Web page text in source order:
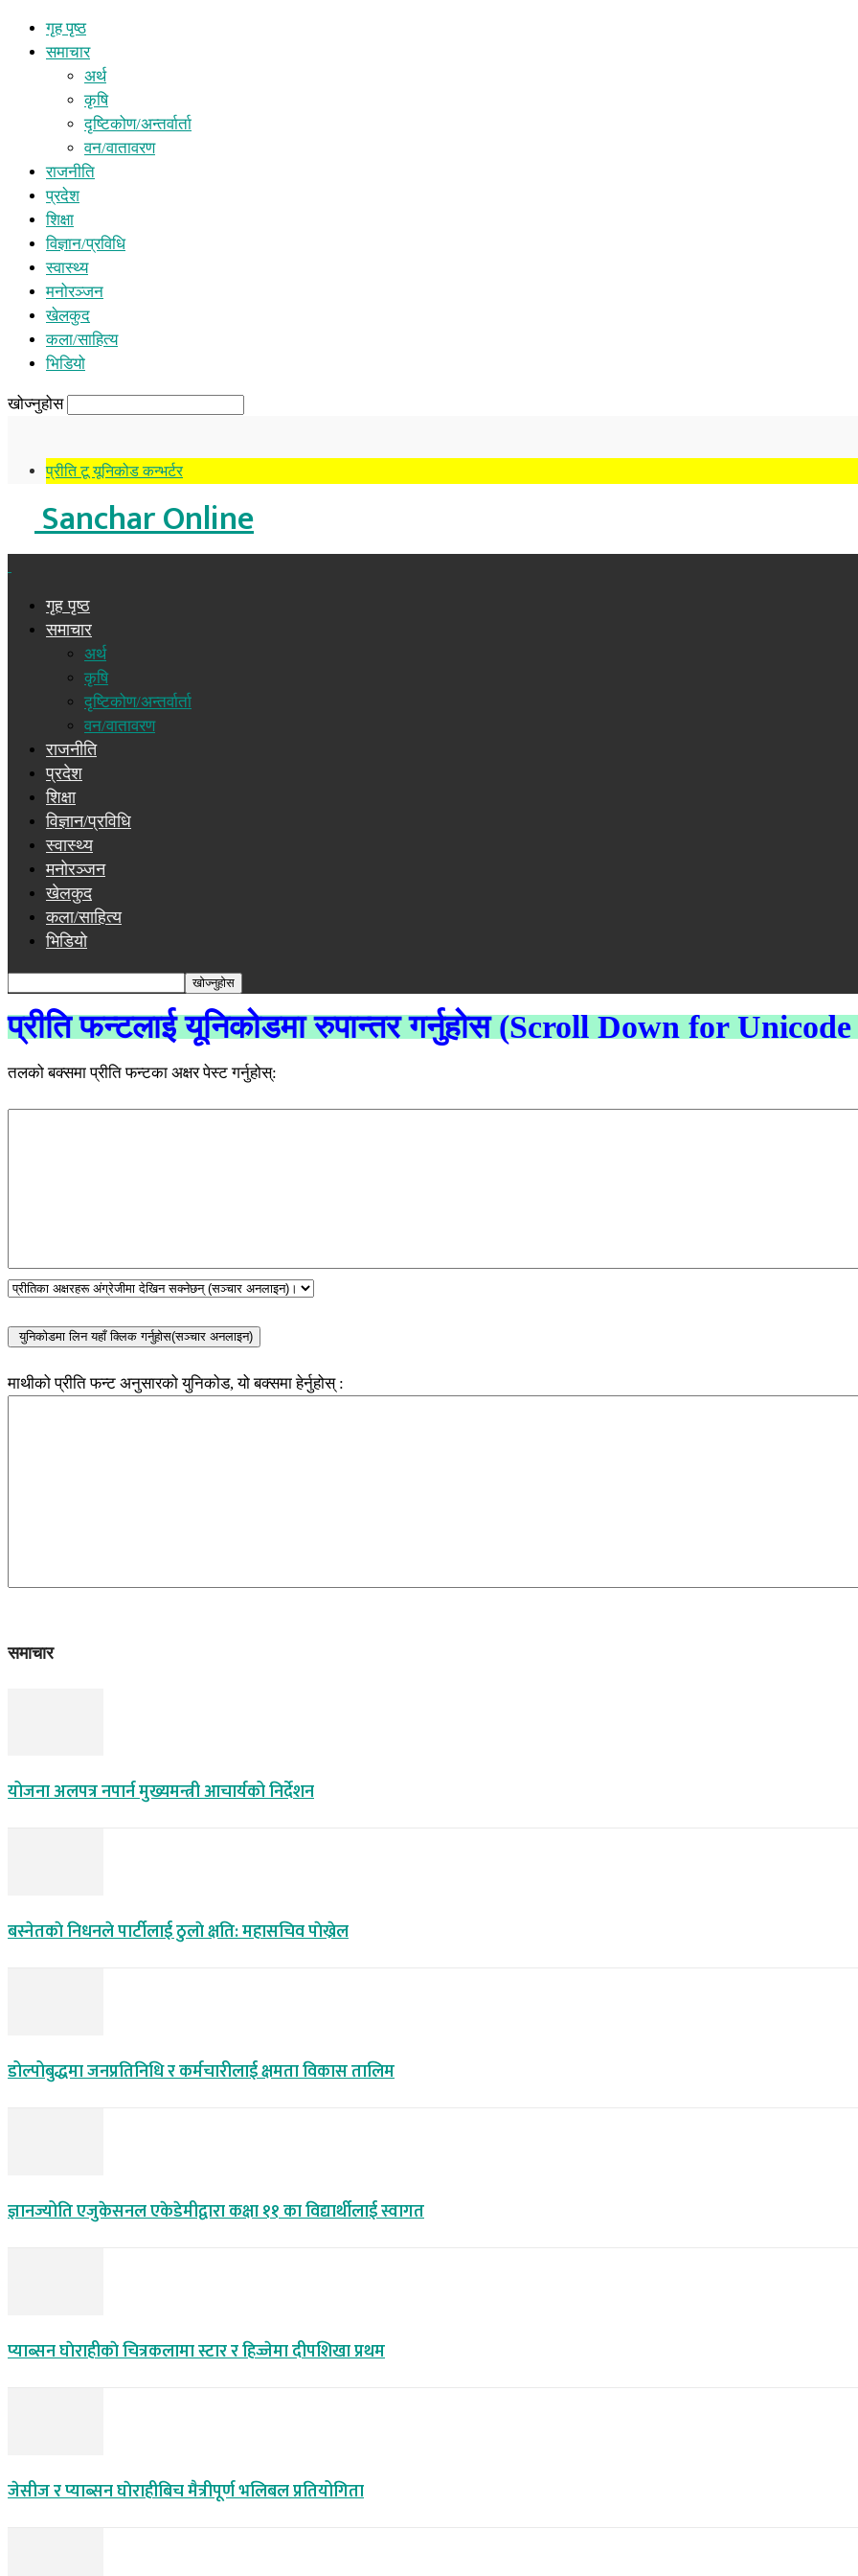
गृह पृष्ठ
समाचार
अर्थ
कृषि
दृष्टिकोण/अन्तर्वार्ता
वन/वातावरण
राजनीति
प्रदेश
शिक्षा
विज्ञान/प्रविधि
स्वास्थ्य
मनोरञ्जन
खेलकुद
कला/साहित्य
भिडियो
खोज्नुहोस
प्रीति टू यूनिकोड कन्भर्टर
Sanchar Online
गृह पृष्ठ
समाचार
अर्थ
कृषि
दृष्टिकोण/अन्तर्वार्ता
वन/वातावरण
राजनीति
प्रदेश
शिक्षा
विज्ञान/प्रविधि
स्वास्थ्य
मनोरञ्जन
खेलकुद
कला/साहित्य
भिडियो
प्रीति फन्टलाई यूनिकोडमा रुपान्तर गर्नुहोस (Scroll Down for
तलको बक्समा प्रीति फन्टका अक्षर पेस्ट गर्नुहोस्:
माथीको प्रीति फन्ट अनुसारको युनिकोड, यो बक्समा हेर्नुहोस् :
समाचार
योजना अलपत्र नपार्न मुख्यमन्त्री आचार्यको निर्देशन
बस्नेतकाे निधनले पार्टीलाई ठुलाे क्षति: महासचिव पाेख्रेल
डोल्पोबुद्धमा जनप्रतिनिधि र कर्मचारीलाई क्षमता विकास तालिम
ज्ञानज्योति एजुकेसनल एकेडेमीद्वारा कक्षा ११ का विद्यार्थीलाई स्वागत
प्याब्सन घाेराहीकाे चित्रकलामा स्टार र हिज्जेमा दीपशिखा प्रथम
जेसीज र प्याब्सन घाेराहीबिच मैत्रीपूर्ण भलिबल प्रतियोगिता